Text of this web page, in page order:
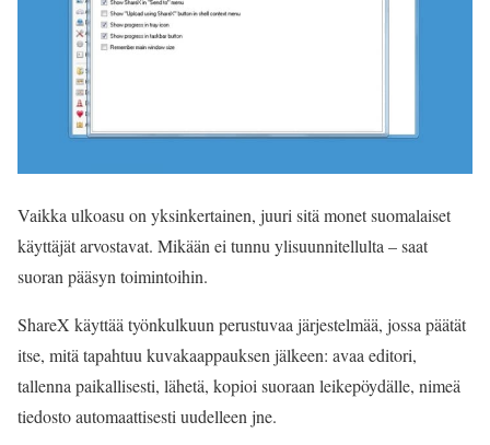
Vaikka ulkoasu on yksinkertainen, juuri sitä monet suomalaiset
käyttäjät arvostavat. Mikään ei tunnu ylisuunnitellulta – saat
suoran pääsyn toimintoihin.
ShareX käyttää työnkulkuun perustuvaa järjestelmää, jossa päätät
itse, mitä tapahtuu kuvakaappauksen jälkeen: avaa editori,
tallenna paikallisesti, lähetä, kopioi suoraan leikepöydälle, nimeä
tiedosto automaattisesti uudelleen jne.